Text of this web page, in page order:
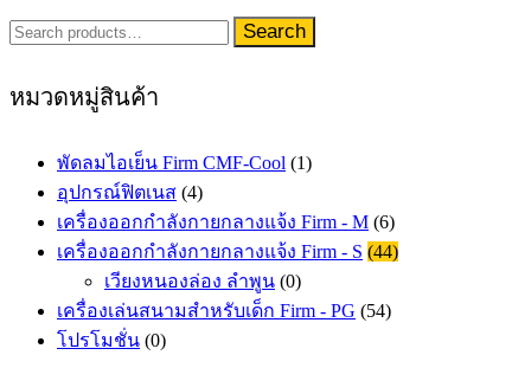
Search
for:
Search
หมวดหมู่สินค้า
พัดลมไอเย็น Firm CMF-Cool (1)
อุปกรณ์ฟิตเนส (4)
เครื่องออกกำลังกายกลางแจ้ง Firm - M (6)
เครื่องออกกำลังกายกลางแจ้ง Firm - S (44)
เวียงหนองล่อง ลำพูน (0)
เครื่องเล่นสนามสำหรับเด็ก Firm - PG (54)
โปรโมชั่น (0)